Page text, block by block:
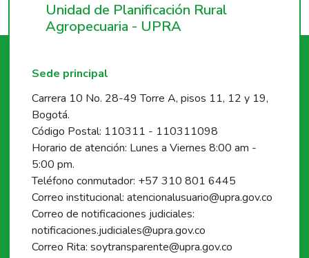
Unidad de Planificación Rural
Agropecuaria - UPRA
Sede principal
Carrera 10 No. 28-49 Torre A, pisos 11, 12 y 19,
Bogotá.
Código Postal: 110311 - 110311098
Horario de atención: Lunes a Viernes 8:00 am -
5:00 pm.
Teléfono conmutador: +57 310 801 6445
Correo institucional: atencionalusuario@upra.gov.co
Correo de notificaciones judiciales:
notificaciones.judiciales@upra.gov.co
Correo Rita: soytransparente@upra.gov.co